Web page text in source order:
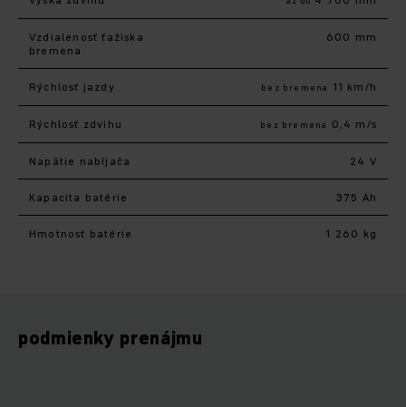
Vzdialenosť ťažiska
bremena
600 mm
Rýchlosť jazdy bez bremena 11 km/h
Rýchlosť zdvihu bez bremena 0,4 m/s
Napätie nabíjača 24 V
Kapacita batérie 375 Ah
Hmotnosť batérie 1 260 kg
podmienky prenájmu